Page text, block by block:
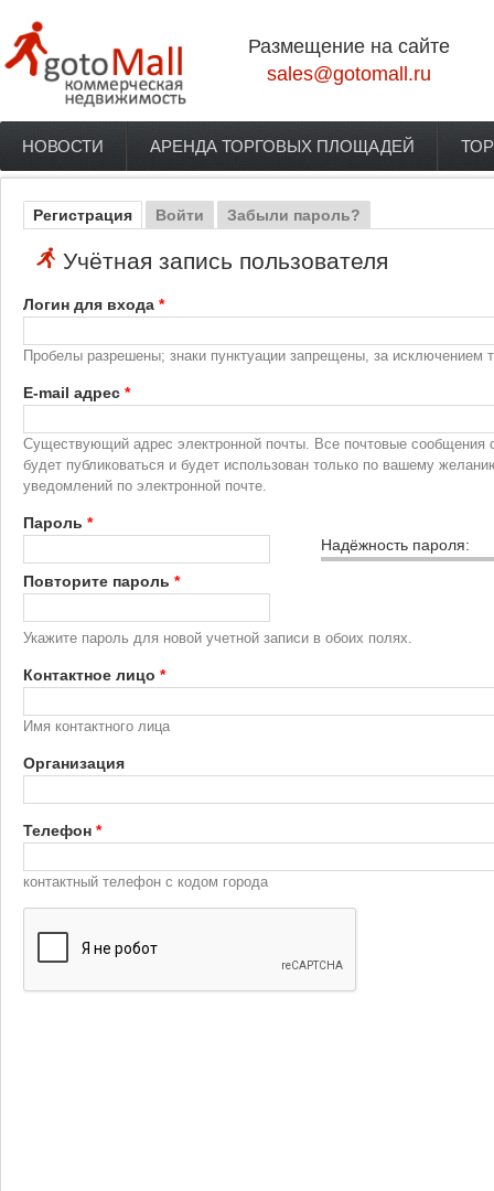
Размещение на сайте
sales@gotomall.ru
Главное меню
НОВОСТИ АРЕНДА ТОРГОВЫХ ПЛОЩАДЕЙ
Главные вкладки
Регистрация (активная вкладка)
Войти Забыли пароль?
Учётная запись пользователя
Логин для входа *
Пробелы разрешены; знаки пунктуации запрещены, за исключением
E-mail адрес *
Существующий адрес электронной почты. Все почтовые сообщения
будет публиковаться и будет использован только по вашему
уведомлений по электронной почте.
Надёжность пароля:
Пароль *
Повторите пароль *
Укажите пароль для новой учетной записи в обоих полях.
Контактное лицо *
Имя контактного лица
Организация
Телефон *
контактный телефон с кодом города